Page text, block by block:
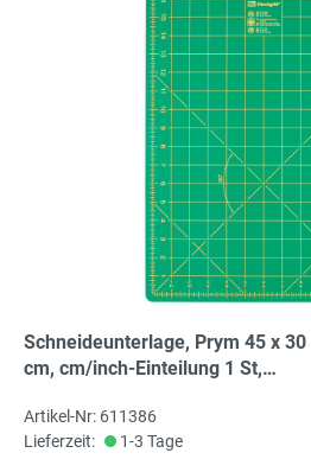
Schneideunterlage, Prym 45 x 30
cm, cm/inch-Einteilung 1 St,
Artikel-Nr: 611386
Lieferzeit:
1-3 Tage